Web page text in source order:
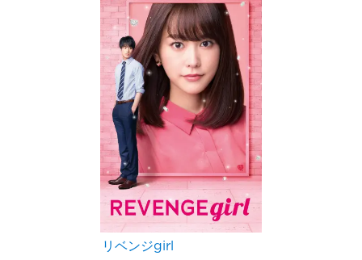
リベンジgirl